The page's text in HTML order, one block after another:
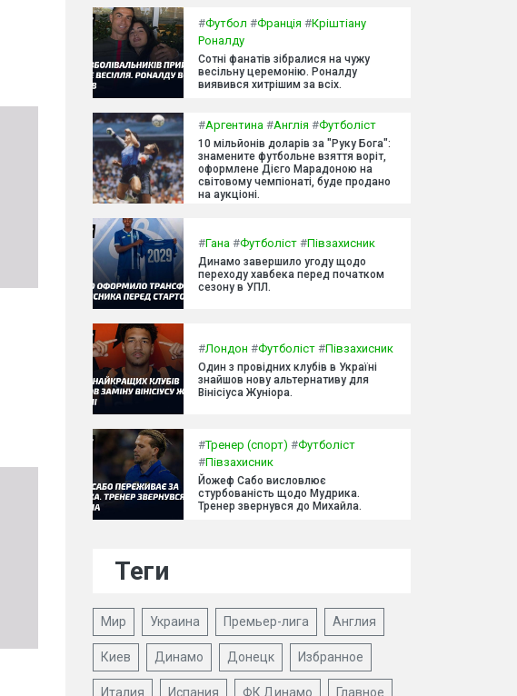
#Футбол #Франція #Кріштіану
Роналду
Сотні фанатів зібралися на чужу
весільну церемонію. Роналду
виявився хитрішим за всіх.
#Аргентина #Англія #Футболіст
10 мільйонів доларів за "Руку Бога":
знамените футбольне взяття воріт,
оформлене Дієго Марадоною на
світовому чемпіонаті, буде продано
на аукціоні.
#Гана #Футболіст #Півзахисник
Динамо завершило угоду щодо
переходу хавбека перед початком
сезону в УПЛ.
#Лондон #Футболіст #Півзахисник
Один з провідних клубів в Україні
знайшов нову альтернативу для
Вінісіуса Жуніора.
#Тренер (спорт) #Футболіст
#Півзахисник
Йожеф Сабо висловлює
стурбованість щодо Мудрика.
Тренер звернувся до Михайла.
Теги
Мир Украина Премьер-лига Англия
Киев Динамо Донецк Избранное
Италия Испания ФК Динамо Главное